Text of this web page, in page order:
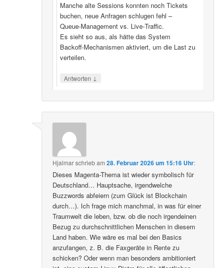
Manche alte Sessions konnten noch Tickets
buchen, neue Anfragen schlugen fehl –
Queue‑Management vs. Live‑Traffic.
Es sieht so aus, als hätte das System
Backoff‑Mechanismen aktiviert, um die Last zu
verteilen.
Antworten ↓
Hjalmarschriebam28. Februar 2026 um 15:16 Uhr:
Dieses Magenta-Thema ist wieder symbolisch für
Deutschland… Hauptsache, irgendwelche
Buzzwords abfeiern (zum Glück ist Blockchain
durch…). Ich frage mich manchmal, in was für einer
Traumwelt die leben, bzw. ob die noch irgendeinen
Bezug zu durchschnittlichen Menschen in diesem
Land haben. Wie wäre es mal bei den Basics
anzufangen, z. B. die Faxgeräte in Rente zu
schicken? Oder wenn man besonders ambitioniert